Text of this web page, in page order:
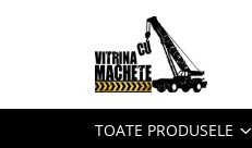
Toate Produsele
TOATE PRODUSELE